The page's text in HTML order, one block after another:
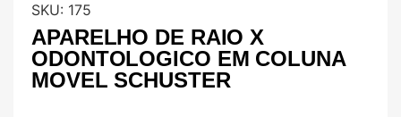
SKU: 175
APARELHO DE RAIO X
ODONTOLOGICO EM COLUNA
MOVEL SCHUSTER